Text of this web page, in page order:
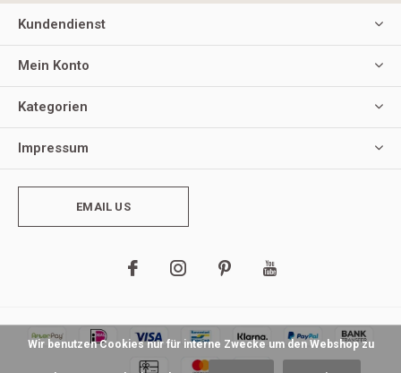
Kundendienst
Mein Konto
Kategorien
Impressum
EMAIL US
Wir benutzen Cookies nur für interne Zwecke um den Webshop zu